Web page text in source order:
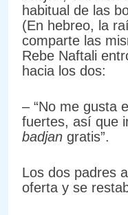
habitual de las
(En hebreo, la
comparte las
Rebe Naftali
hacia los dos:
– “No me gusta
fuertes, así que
badjan gratis”.
Los dos padres
oferta y se